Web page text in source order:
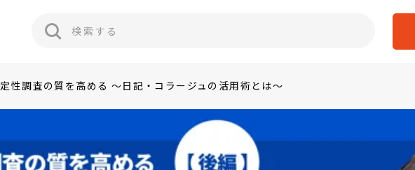
定性調査の質を高める ～日記・コラージュの活用術とは～